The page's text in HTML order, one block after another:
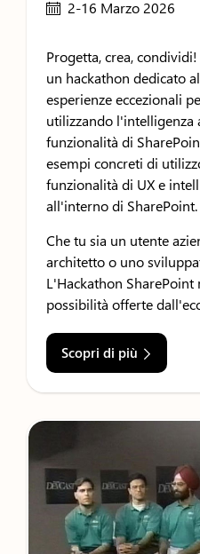
2-16 Marzo 2026
Progetta, crea,
un hackathon dedicato
esperienze eccezionali
utilizzando l'intelligenza
funzionalità di
esempi concreti di
funzionalità di UX e
all'interno di SharePoint.
Che tu sia un utente
architetto o uno
L'Hackathon
possibilità offerte
Scopri di più